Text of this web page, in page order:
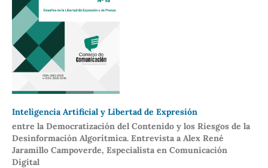
Inteligencia Artificial y Libertad de Expresión
entre la Democratización del Contenido y los Riesgos de la
Desinformación Algorítmica. Entrevista a Alex René
Jaramillo Campoverde, Especialista en Comunicación
Digital